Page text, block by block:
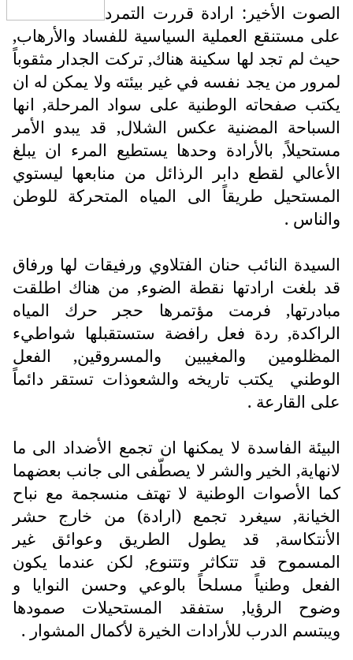
الصوت الأخير: ارادة قررت التمرد
على مستنقع العملية السياسية للفساد والأرهاب,
حيث لم تجد لها سكينة هناك, تركت الجدار مثقوباً
لمرور من يجد نفسه في غير بيئته ولا يمكن له ان
يكتب صفحاته الوطنية على سواد المرحلة, انها
السباحة المضنية عكس الشلال, قد يبدو الأمر
مستحيلاً, بالأرادة وحدها يستطيع المرء ان يبلغ
الأعالي لقطع دابر الرذائل من منابعها ليستوي
المستحيل طريقاً الى المياه المتحركة للوطن
والناس .
السيدة النائب حنان الفتلاوي ورفيقات لها ورفاق
قد بلغت ارادتها نقطة الضوء, من هناك اطلقت
مبادرتها, فرمت مؤتمرها حجر حرك المياه
الراكدة, ردة فعل رافضة ستستقبلها شواطيء
المظلومين والمغيبين والمسروقين, الفعل
الوطني يكتب تاريخه والشعوذات تستقر دائماً
على القارعة .
البيئة الفاسدة لا يمكنها ان تجمع الأضداد الى ما
لانهاية, الخير والشر لا يصطّفى الى جانب بعضهما
كما الأصوات الوطنية لا تهتف منسجمة مع نباح
الخيانة, سيغرد تجمع (ارادة) من خارج حشر
الأنتكاسة, قد يطول الطريق وعوائق غير
المسموح قد تتكاثر وتتنوع, لكن عندما يكون
الفعل وطنياً مسلحاً بالوعي وحسن النوايا و
وضوح الرؤيا, ستفقد المستحيلات صمودها
ويبتسم الدرب للأرادات الخيرة لأكمال المشوار .